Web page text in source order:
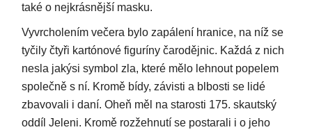
také o nejkrásnější masku.
Vyvrcholením večera bylo zapálení hranice, na níž se
tyčily čtyři kartónové figuríny čarodějnic. Každá z nich
nesla jakýsi symbol zla, které mělo lehnout popelem
společně s ní. Kromě bídy, závisti a blbosti se lidé
zbavovali i daní. Oheň měl na starosti 175. skautský
oddíl Jeleni. Kromě rozžehnutí se postarali i o jeho